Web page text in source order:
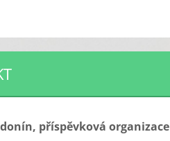
příspěvková organizace